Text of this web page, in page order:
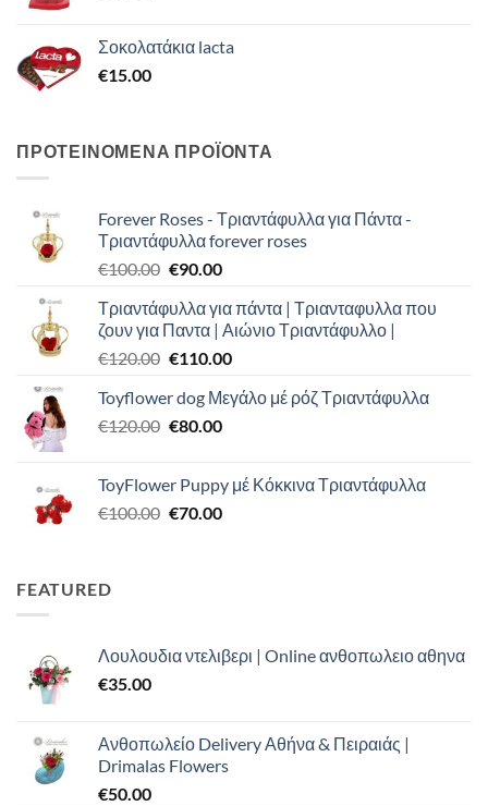
Σοκολατάκια lacta
€15.00
ΠΡΟΤΕΙΝΟΜΕΝΑ ΠΡΟΪΟΝΤΑ
Forever Roses - Τριαντάφυλλα για Πάντα -
Τριαντάφυλλα forever roses
€100.00 Original
was:
€100.00.
€90.00Η
τιμή
είναι:
€90.00.
Τριαντάφυλλα για πάντα | Τριανταφυλλα που
ζουν για Παντα | Αιώνιο Τριαντάφυλλο |
€120.00 Original
was:
€120.00.
€110.00Η
τιμή
Toyflower dog Μεγάλο μέ ρόζ Τριαντάφυλλα
€120.00 Original
€120.00.
€80.00Η
είναι:
€80.00.
ToyFlower Puppy μέ Κόκκινα Τριαντάφυλλα
€100.00 Original
€70.00Η
FEATURED
Λουλουδια ντελιβερι | Online ανθοπωλειο αθηνα
€35.00
Ανθοπωλείο Delivery Αθήνα & Πειραιάς |
Drimalas Flowers
€50.00